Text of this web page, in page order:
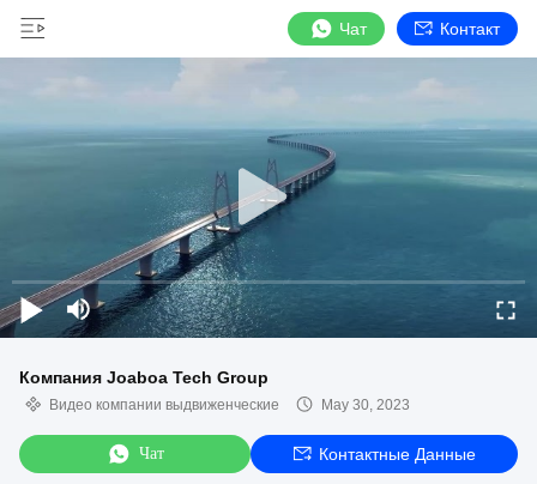
Чат Контакт
Компания Joaboa Tech Group
Видео компании выдвиженческие May 30, 2023
Чат Контактные Данные